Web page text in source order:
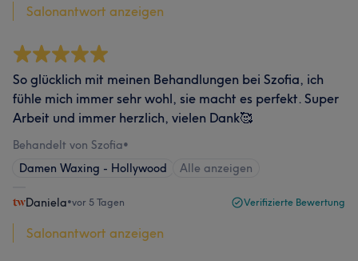
Salonantwort anzeigen
So glücklich mit meinen Behandlungen bei Szofia, ich
fühle mich immer sehr wohl, sie macht es perfekt. Super
Arbeit und immer herzlich, vielen Dank🥰
Behandelt von Szofia•
Damen Waxing - Hollywood
Alle anzeigen
Daniela•vor 5 Tagen Verifizierte Bewertung
Salonantwort anzeigen